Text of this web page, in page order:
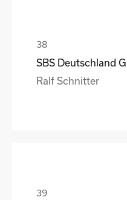
SBS Deutschland
Ralf Schnitter